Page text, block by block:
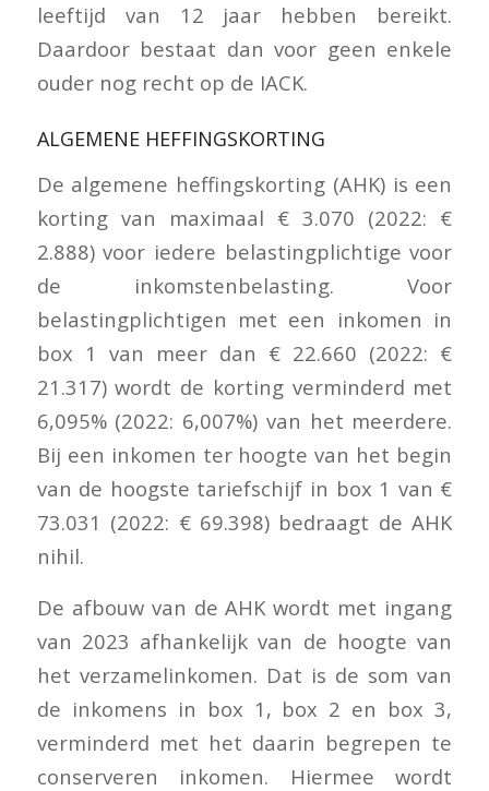
leeftijd van 12 jaar hebben bereikt.
Daardoor bestaat dan voor geen enkele
ouder nog recht op de IACK.
ALGEMENE HEFFINGSKORTING
De algemene heffingskorting (AHK) is een
korting van maximaal € 3.070 (2022: €
2.888) voor iedere belastingplichtige voor
de inkomstenbelasting. Voor
belastingplichtigen met een inkomen in
box 1 van meer dan € 22.660 (2022: €
21.317) wordt de korting verminderd met
6,095% (2022: 6,007%) van het meerdere.
Bij een inkomen ter hoogte van het begin
van de hoogste tariefschijf in box 1 van €
73.031 (2022: € 69.398) bedraagt de AHK
nihil.
De afbouw van de AHK wordt met ingang
van 2023 afhankelijk van de hoogte van
het verzamelinkomen. Dat is de som van
de inkomens in box 1, box 2 en box 3,
verminderd met het daarin begrepen te
conserveren inkomen. Hiermee wordt